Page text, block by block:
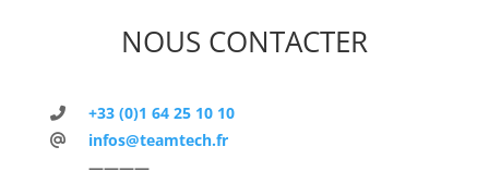
NOUS CONTACTER
+33 (0)1 64 25 10 10
infos@teamtech.fr